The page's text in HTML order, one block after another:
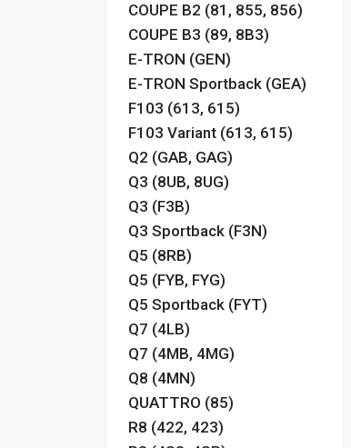
COUPE B2 (81, 855, 856)
COUPE B3 (89, 8B3)
E-TRON (GEN)
E-TRON Sportback (GEA)
F103 (613, 615)
F103 Variant (613, 615)
Q2 (GAB, GAG)
Q3 (8UB, 8UG)
Q3 (F3B)
Q3 Sportback (F3N)
Q5 (8RB)
Q5 (FYB, FYG)
Q5 Sportback (FYT)
Q7 (4LB)
Q7 (4MB, 4MG)
Q8 (4MN)
QUATTRO (85)
R8 (422, 423)